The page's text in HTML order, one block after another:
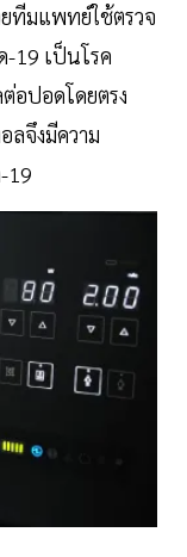
ทีมแพทย์ใช้ตรวจ
-19 เป็นโรค
อปอดโดยตรง
ลจึงมีความ
19